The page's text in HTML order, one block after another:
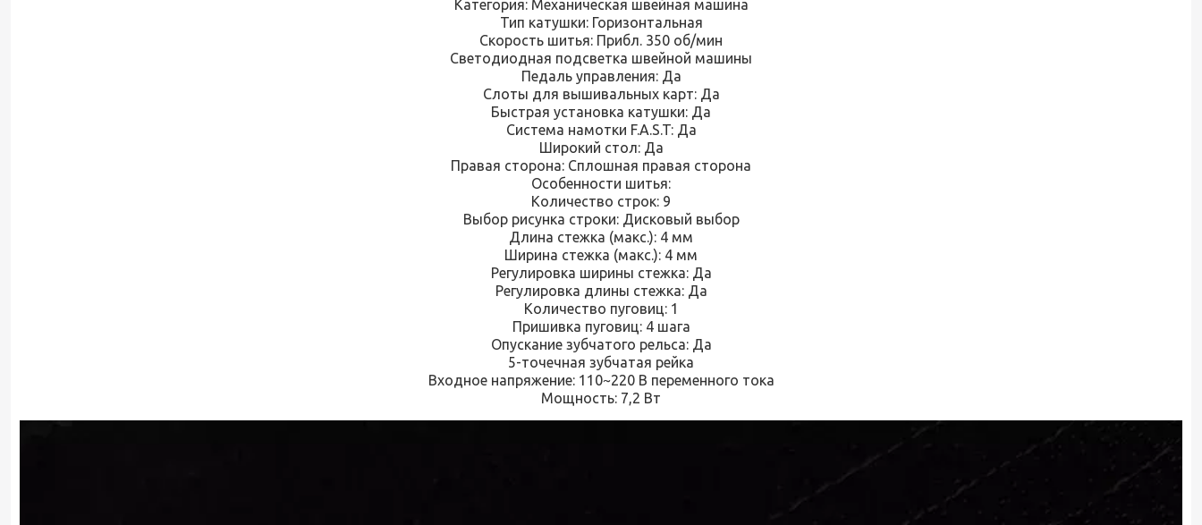
Категория: Механическая швейная машина
Тип катушки: Горизонтальная
Скорость шитья: Прибл. 350 об/мин
Светодиодная подсветка швейной машины
Педаль управления: Да
Слоты для вышивальных карт: Да
Быстрая установка катушки: Да
Система намотки F.A.S.T: Да
Широкий стол: Да
Правая сторона: Сплошная правая сторона
Особенности шитья:
Количество строк: 9
Выбор рисунка строки: Дисковый выбор
Длина стежка (макс.): 4 мм
Ширина стежка (макс.): 4 мм
Регулировка ширины стежка: Да
Регулировка длины стежка: Да
Количество пуговиц: 1
Пришивка пуговиц: 4 шага
Опускание зубчатого рельса: Да
5-точечная зубчатая рейка
Входное напряжение: 110~220 В переменного тока
Мощность: 7,2 Вт